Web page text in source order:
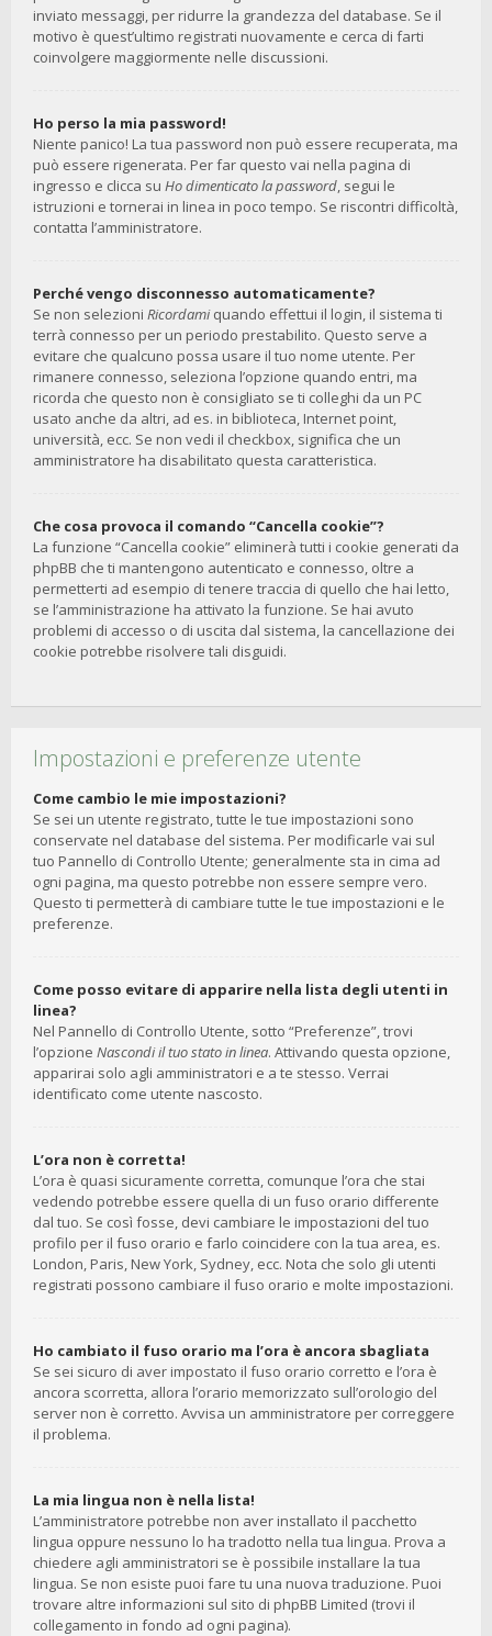
inviato messaggi, per ridurre la grandezza del database. Se il
motivo è quest’ultimo registrati nuovamente e cerca di farti
coinvolgere maggiormente nelle discussioni.
Ho perso la mia password!
Niente panico! La tua password non può essere recuperata, ma
può essere rigenerata. Per far questo vai nella pagina di
ingresso e clicca su Ho dimenticato la password, segui le
istruzioni e tornerai in linea in poco tempo. Se riscontri difficoltà,
contatta l’amministratore.
Perché vengo disconnesso automaticamente?
Se non selezioni Ricordamiquando effettui il login, il sistema ti
terrà connesso per un periodo prestabilito. Questo serve a
evitare che qualcuno possa usare il tuo nome utente. Per
rimanere connesso, seleziona l’opzione quando entri, ma
ricorda che questo non è consigliato se ti colleghi da un PC
usato anche da altri, ad es. in biblioteca, Internet point,
università, ecc. Se non vedi il checkbox, significa che un
amministratore ha disabilitato questa caratteristica.
Che cosa provoca il comando “Cancella cookie”?
La funzione “Cancella cookie” eliminerà tutti i cookie generati da
phpBB che ti mantengono autenticato e connesso, oltre a
permetterti ad esempio di tenere traccia di quello che hai letto,
se l’amministrazione ha attivato la funzione. Se hai avuto
problemi di accesso o di uscita dal sistema, la cancellazione dei
cookie potrebbe risolvere tali disguidi.
Impostazioni e preferenze utente
Come cambio le mie impostazioni?
Se sei un utente registrato, tutte le tue impostazioni sono
conservate nel database del sistema. Per modificarle vai sul
tuo Pannello di Controllo Utente; generalmente sta in cima ad
ogni pagina, ma questo potrebbe non essere sempre vero.
Questo ti permetterà di cambiare tutte le tue impostazioni e le
preferenze.
Come posso evitare di apparire nella lista degli utenti in
linea?
Nel Pannello di Controllo Utente, sotto “Preferenze”, trovi
l’opzione Nascondi il tuo stato in linea. Attivando questa opzione,
apparirai solo agli amministratori e a te stesso. Verrai
identificato come utente nascosto.
L’ora non è corretta!
L’ora è quasi sicuramente corretta, comunque l’ora che stai
vedendo potrebbe essere quella di un fuso orario differente
dal tuo. Se così fosse, devi cambiare le impostazioni del tuo
profilo per il fuso orario e farlo coincidere con la tua area, es.
London, Paris, New York, Sydney, ecc. Nota che solo gli utenti
registrati possono cambiare il fuso orario e molte impostazioni.
Ho cambiato il fuso orario ma l’ora è ancora sbagliata
Se sei sicuro di aver impostato il fuso orario corretto e l’ora è
ancora scorretta, allora l’orario memorizzato sull’orologio del
server non è corretto. Avvisa un amministratore per correggere
il problema.
La mia lingua non è nella lista!
L’amministratore potrebbe non aver installato il pacchetto
lingua oppure nessuno lo ha tradotto nella tua lingua. Prova a
chiedere agli amministratori se è possibile installare la tua
lingua. Se non esiste puoi fare tu una nuova traduzione. Puoi
trovare altre informazioni sul sito di phpBB Limited (trovi il
collegamento in fondo ad ogni pagina).